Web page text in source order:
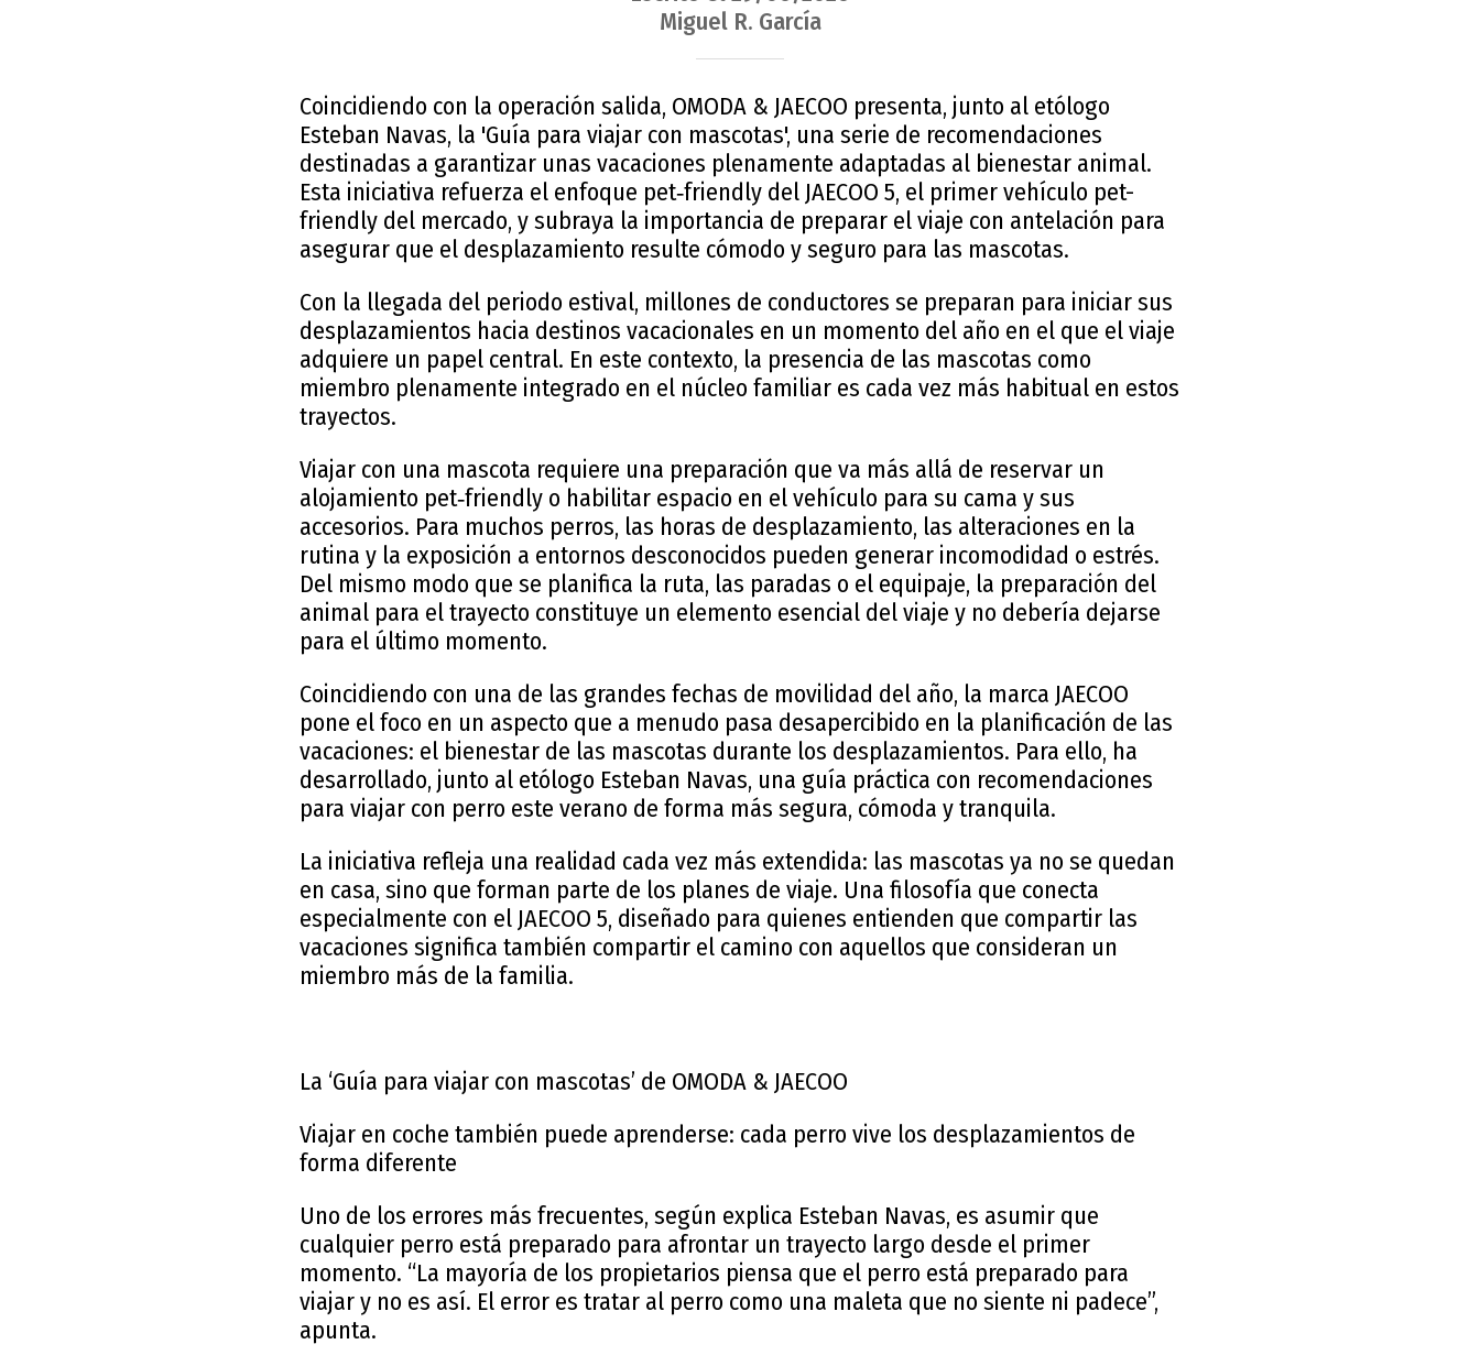
Miguel R. García
Coincidiendo con la operación salida, OMODA & JAECOO presenta, junto al etólogo
Esteban Navas, la 'Guía para viajar con mascotas', una serie de recomendaciones
destinadas a garantizar unas vacaciones plenamente adaptadas al bienestar animal.
Esta iniciativa refuerza el enfoque pet‑friendly del JAECOO 5, el primer vehículo pet-
friendly del mercado, y subraya la importancia de preparar el viaje con antelación para
asegurar que el desplazamiento resulte cómodo y seguro para las mascotas.
Con la llegada del periodo estival, millones de conductores se preparan para iniciar sus
desplazamientos hacia destinos vacacionales en un momento del año en el que el viaje
adquiere un papel central. En este contexto, la presencia de las mascotas como
miembro plenamente integrado en el núcleo familiar es cada vez más habitual en estos
trayectos.
Viajar con una mascota requiere una preparación que va más allá de reservar un
alojamiento pet‑friendly o habilitar espacio en el vehículo para su cama y sus
accesorios. Para muchos perros, las horas de desplazamiento, las alteraciones en la
rutina y la exposición a entornos desconocidos pueden generar incomodidad o estrés.
Del mismo modo que se planifica la ruta, las paradas o el equipaje, la preparación del
animal para el trayecto constituye un elemento esencial del viaje y no debería dejarse
para el último momento.
Coincidiendo con una de las grandes fechas de movilidad del año, la marca JAECOO
pone el foco en un aspecto que a menudo pasa desapercibido en la planificación de las
vacaciones: el bienestar de las mascotas durante los desplazamientos. Para ello, ha
desarrollado, junto al etólogo Esteban Navas, una guía práctica con recomendaciones
para viajar con perro este verano de forma más segura, cómoda y tranquila.
La iniciativa refleja una realidad cada vez más extendida: las mascotas ya no se quedan
en casa, sino que forman parte de los planes de viaje. Una filosofía que conecta
especialmente con el JAECOO 5, diseñado para quienes entienden que compartir las
vacaciones significa también compartir el camino con aquellos que consideran un
miembro más de la familia.
La ‘Guía para viajar con mascotas’ de OMODA & JAECOO
Viajar en coche también puede aprenderse: cada perro vive los desplazamientos de
forma diferente
Uno de los errores más frecuentes, según explica Esteban Navas, es asumir que
cualquier perro está preparado para afrontar un trayecto largo desde el primer
momento. “La mayoría de los propietarios piensa que el perro está preparado para
viajar y no es así. El error es tratar al perro como una maleta que no siente ni padece”,
apunta.